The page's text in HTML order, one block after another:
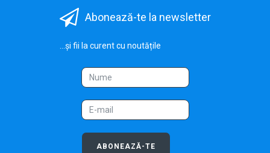
Abonează-te la newsletter
...și fii la curent cu noutățile
ABONEAZĂ-TE